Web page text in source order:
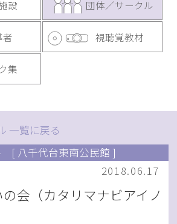
設 団体／サークル
者 視聴覚教材
集
一覧に戻る
[ 八千代台東南公民館 ]
2018.06.17
会（カタリマナビアイノ